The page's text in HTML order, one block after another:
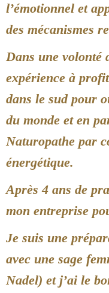
l’émotionnel et
des mécanismes
Dans une volonté
expérience à
dans le sud pour
du monde et en
Naturopathe par
énergétique.
Après 4 ans de
mon entreprise
Je suis une
avec une sage
Nadel) et j’ai le